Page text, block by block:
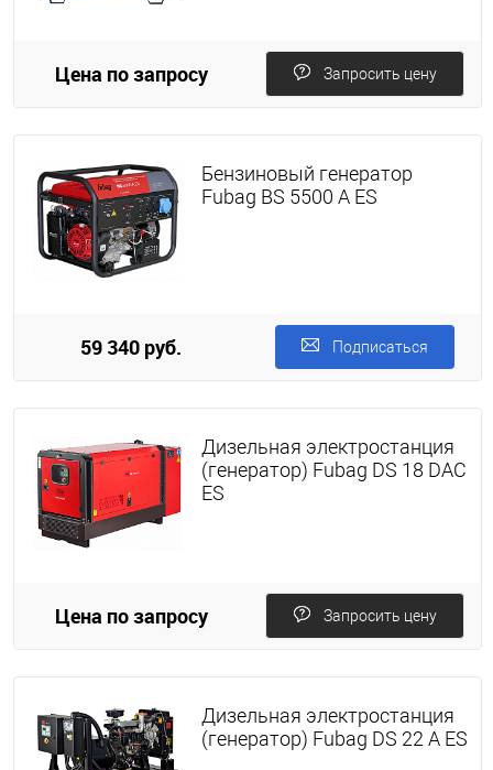
Цена по запросу Запросить цену
Бензиновый генератор
Fubag BS 5500 А ES
59 340 руб. Подписаться
Дизельная электростанция
(генератор) Fubag DS 18 DAC
ES
Цена по запросу Запросить цену
Дизельная электростанция
(генератор) Fubag DS 22 A ES